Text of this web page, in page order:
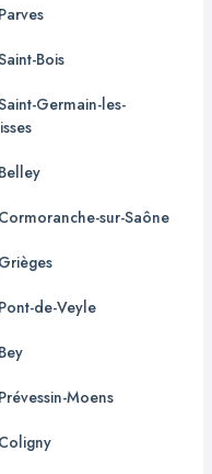
Parves
Bois
Germain-les-
Belley
Cormoranche-sur-Saône
Grièges
Pont-de-Veyle
Bey
Prévessin-Moens
Coligny